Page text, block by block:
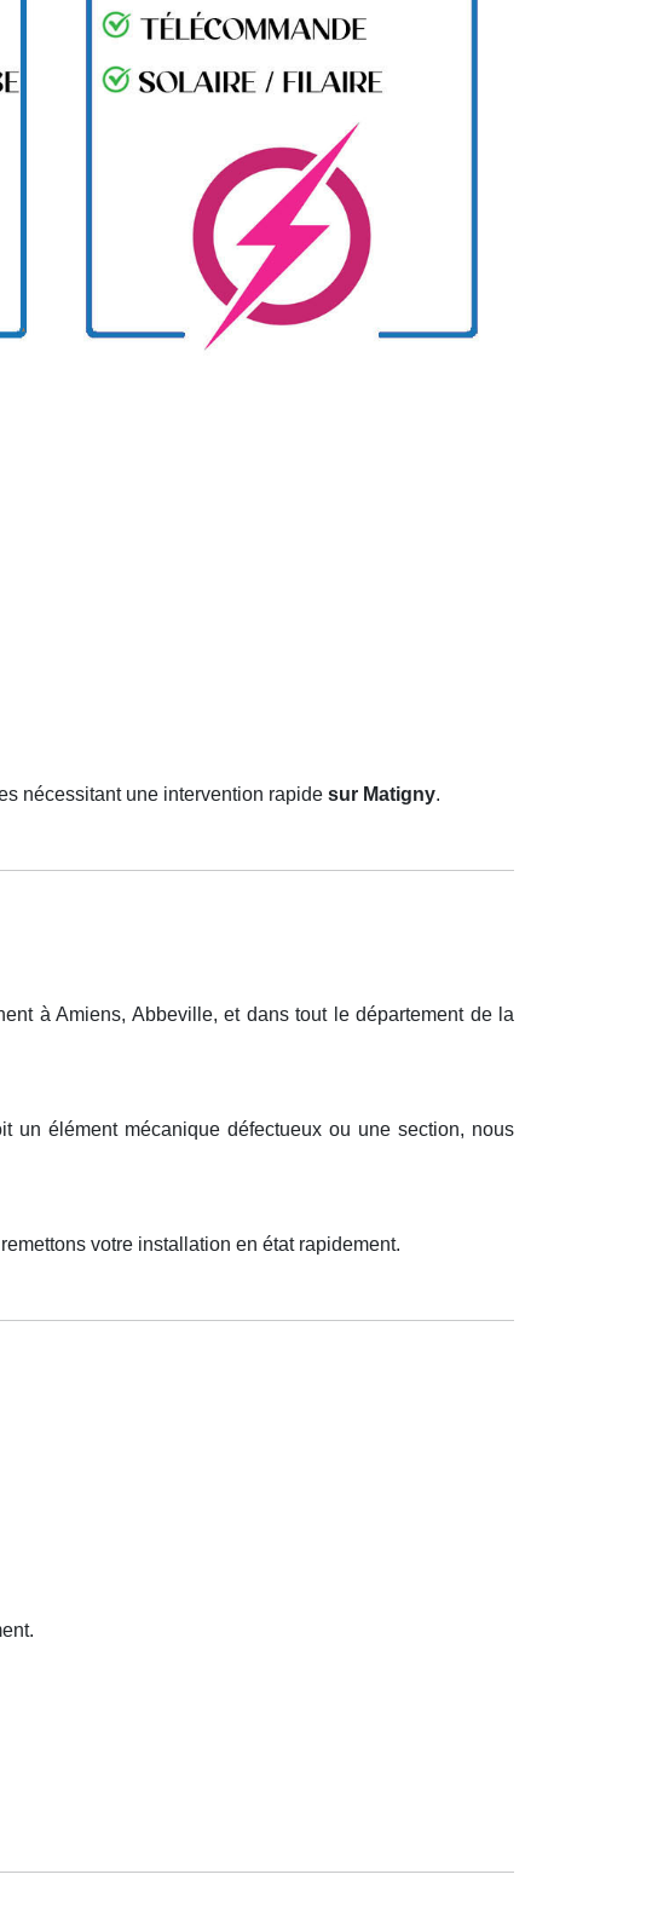
nécessitant une intervention rapide sur Matigny.
à Amiens, Abbeville, et dans tout le département de la
un élément mécanique défectueux ou une section, nous
votre installation en état rapidement.